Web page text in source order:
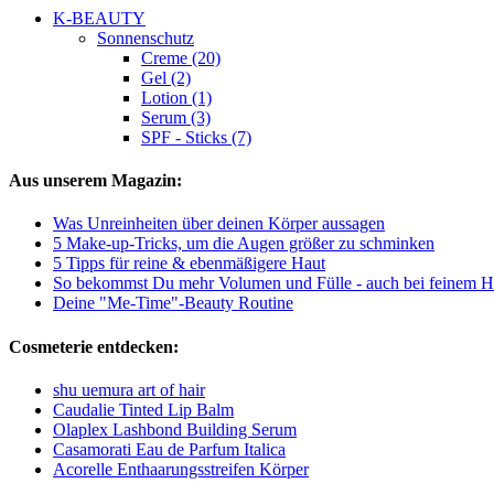
K-BEAUTY
Sonnenschutz
Creme (20)
Gel (2)
Lotion (1)
Serum (3)
SPF - Sticks (7)
Aus unserem Magazin:
Was Unreinheiten über deinen Körper aussagen
5 Make-up-Tricks, um die Augen größer zu schminken
5 Tipps für reine & ebenmäßigere Haut
So bekommst Du mehr Volumen und Fülle - auch bei feinem
Deine "Me-Time"-Beauty Routine
Cosmeterie entdecken:
shu uemura art of hair
Caudalie Tinted Lip Balm
Olaplex Lashbond Building Serum
Casamorati Eau de Parfum Italica
Acorelle Enthaarungsstreifen Körper